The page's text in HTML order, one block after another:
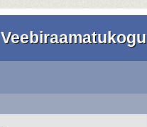
Veebiraamatukogu